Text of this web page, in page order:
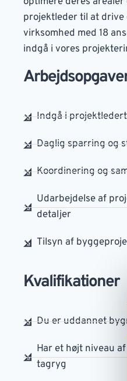
projektleder til at drive
virksomhed med 18
indgå i vores
Indgå i
Daglig sparring og
Koordinering og
Udarbejdelse af
detaljer
Tilsyn af
Kvalifikationer
Du er uddannet
Har et højt niveau
tagryg